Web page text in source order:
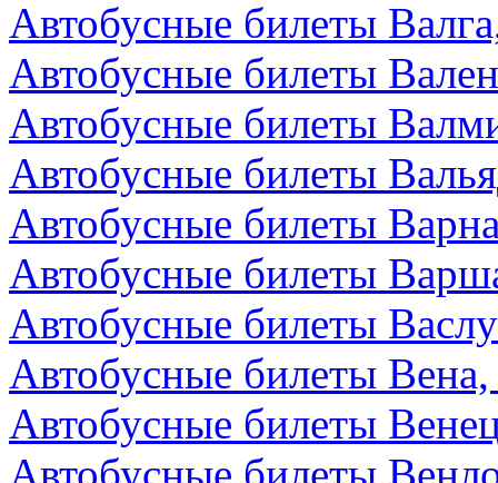
Автобусные билеты
Автобусные билеты
Автобусные билеты
Автобусные билеты
Автобусные билеты
Автобусные билеты
Автобусные билеты
Автобусные билеты
Автобусные билеты
Автобусные билеты